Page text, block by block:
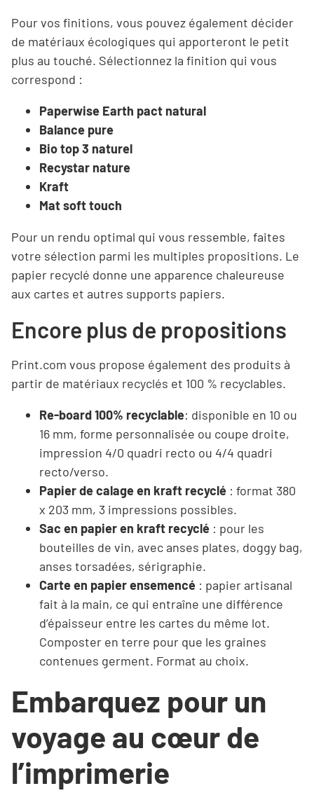
Pour vos finitions, vous pouvez également décider
de matériaux écologiques qui apporteront le petit
plus au touché. Sélectionnez la finition qui vous
correspond :
Paperwise Earth pact natural
Balance pure
Bio top 3 naturel
Recystar nature
Kraft
Mat soft touch
Pour un rendu optimal qui vous ressemble, faites
votre sélection parmi les multiples propositions. Le
papier recyclé donne une apparence chaleureuse
aux cartes et autres supports papiers.
Encore plus de propositions
Print.com vous propose également des produits à
partir de matériaux recyclés et 100 % recyclables.
Re-board 100% recyclable: disponible en 10 ou
16 mm, forme personnalisée ou coupe droite,
impression 4/0 quadri recto ou 4/4 quadri
recto/verso.
Papier de calage en kraft recyclé : format 380
x 203 mm, 3 impressions possibles.
Sac en papier en kraft recyclé : pour les
bouteilles de vin, avec anses plates, doggy bag,
anses torsadées, sérigraphie.
Carte en papier ensemencé : papier artisanal
fait à la main, ce qui entraîne une différence
d’épaisseur entre les cartes du même lot.
Composter en terre pour que les graines
contenues germent. Format au choix.
Embarquez pour un
voyage au cœur de
l’imprimerie